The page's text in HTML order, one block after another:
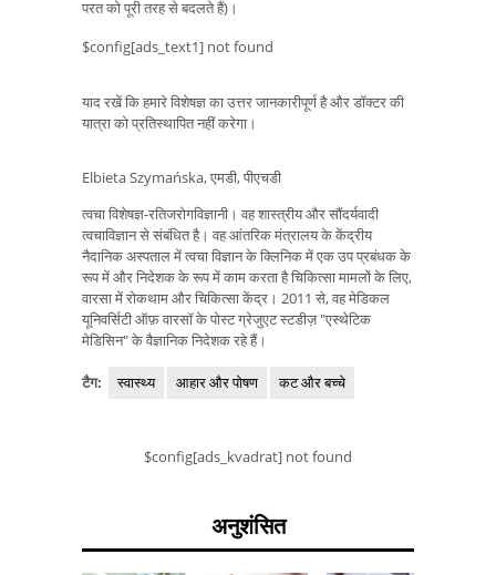
परत को पूरी तरह से बदलते हैं)।
$config[ads_text1] not found
याद रखें कि हमारे विशेषज्ञ का उत्तर जानकारीपूर्ण है और डॉक्टर की
यात्रा को प्रतिस्थापित नहीं करेगा।
Elbieta Szymańska, एमडी, पीएचडी
त्वचा विशेषज्ञ-रतिजरोगविज्ञानी। वह शास्त्रीय और सौंदर्यवादी
त्वचाविज्ञान से संबंधित है। वह आंतरिक मंत्रालय के केंद्रीय
नैदानिक ​​अस्पताल में त्वचा विज्ञान के क्लिनिक में एक उप प्रबंधक के
रूप में और निदेशक के रूप में काम करता है चिकित्सा मामलों के लिए,
वारसा में रोकथाम और चिकित्सा केंद्र। 2011 से, वह मेडिकल
यूनिवर्सिटी ऑफ़ वारसॉ के पोस्ट ग्रेजुएट स्टडीज़ "एस्थेटिक
मेडिसिन" के वैज्ञानिक निदेशक रहे हैं।
टैग: स्वास्थ्य आहार और पोषण कट और बच्चे
$config[ads_kvadrat] not found
अनुशंसित